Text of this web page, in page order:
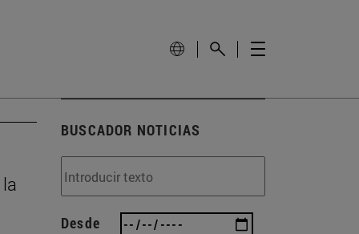
BUSCADOR NOTICIAS
Desde